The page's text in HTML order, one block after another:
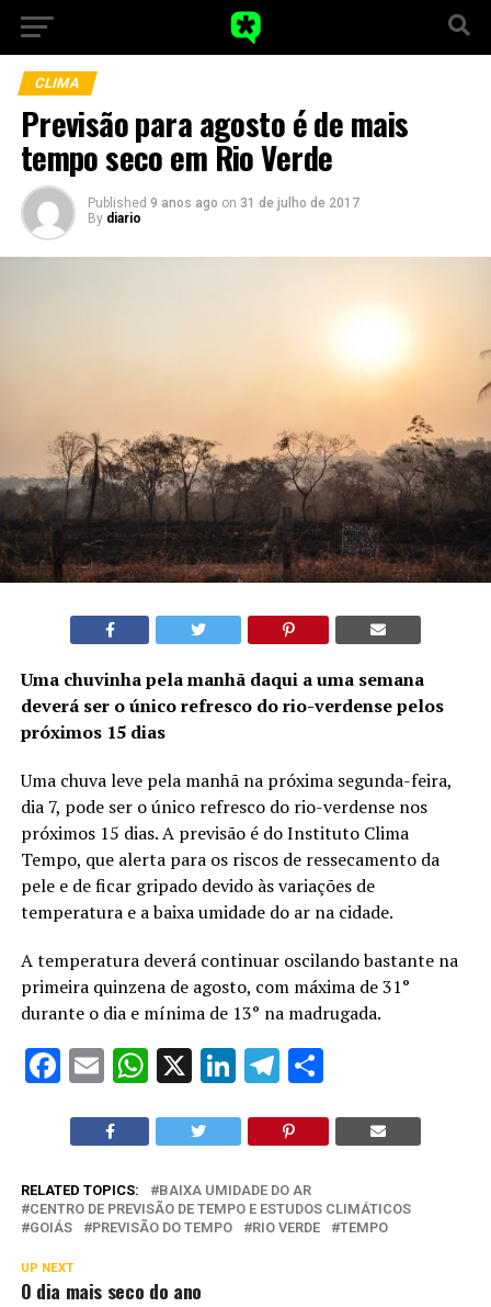
CLIMA
Previsão para agosto é de mais
tempo seco em Rio Verde
Published 9 anos ago on 31 de julho de 2017
By diario
Uma chuvinha pela manhã daqui a uma semana
deverá ser o único refresco do rio-verdense pelos
próximos 15 dias
Uma chuva leve pela manhã na próxima segunda-feira,
dia 7, pode ser o único refresco do rio-verdense nos
próximos 15 dias. A previsão é do Instituto Clima
Tempo, que alerta para os riscos de ressecamento da
pele e de ficar gripado devido às variações de
temperatura e a baixa umidade do ar na cidade.
A temperatura deverá continuar oscilando bastante na
primeira quinzena de agosto, com máxima de 31°
durante o dia e mínima de 13° na madrugada.
Facebook
EmailWhatsApp
X LinkedIn
Telegram
Share
RELATED TOPICS:
BAIXA UMIDADE DO AR
CENTRO DE PREVISÃO DE TEMPO E ESTUDOS CLIMÁTICOS
GOIÁS
PREVISÃO DO TEMPO RIO VERDE TEMPO
UP NEXT
O dia mais seco do ano